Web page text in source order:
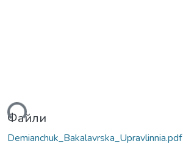
Файли
Demianchuk_Bakalavrska_Upravlinnia.pdf